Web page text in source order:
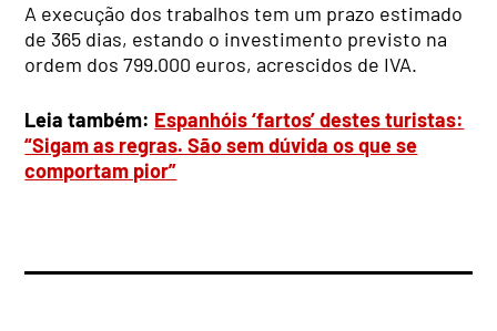
A execução dos trabalhos tem um prazo estimado
de 365 dias, estando o investimento previsto na
ordem dos 799.000 euros, acrescidos de IVA.
Leia também: Espanhóis ‘fartos’ destes turistas:
“Sigam as regras. São sem dúvida os que se
comportam pior”